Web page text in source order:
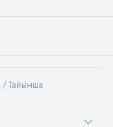
Тайынша